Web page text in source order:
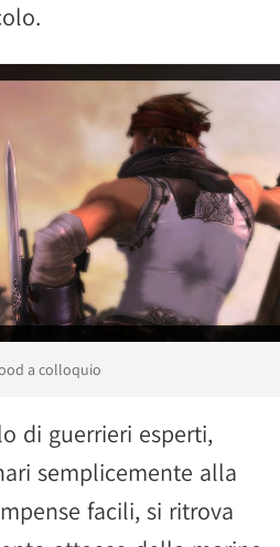
a colloquio
di guerrieri esperti,
semplicemente alla
facili, si ritrova